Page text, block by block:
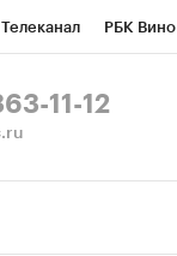
Телеканал РБК Вино
11-12